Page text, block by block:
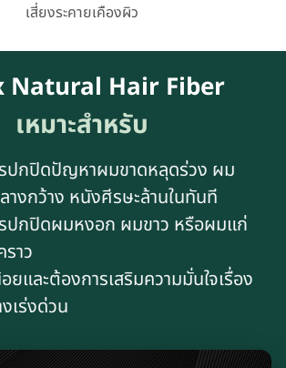
เสี่ยงระคายเคืองผิว
Natural Hair Fiber
เหมาะสำหรับ
ปกปิดปัญหาผมขาดหลุดร่วง ผม
างกว้าง หนังศีรษะล้านในทันที
ปกปิดผมหงอก ผมขาว หรือผมแก่
าว
ยและต้องการเสริมความมั่นใจเรื่อง
เร่งด่วน